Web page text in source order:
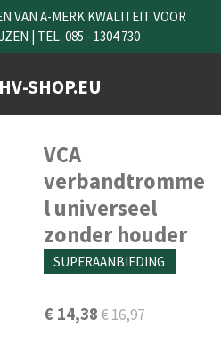
SHOP.EU
VAN A-MERK KWALITEIT VOOR
| TEL. 085 - 1304 730
VCA
verbandtromme
l universeel
zonder houder
SUPERAANBIEDING
€ 14,38€ 16,97